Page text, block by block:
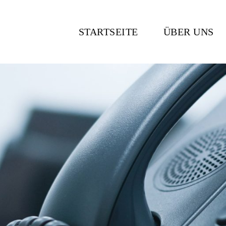
STARTSEITE ÜBER UNS